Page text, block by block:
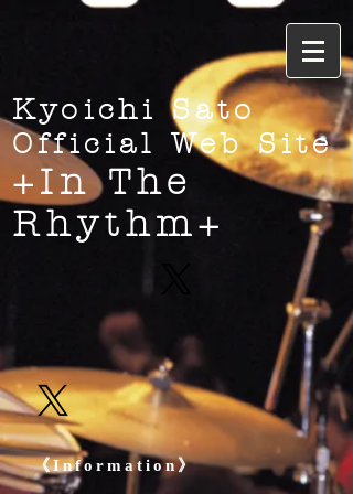
Kyoichi Sato
Official Web Site
+In The
Rhythm+
《Information》